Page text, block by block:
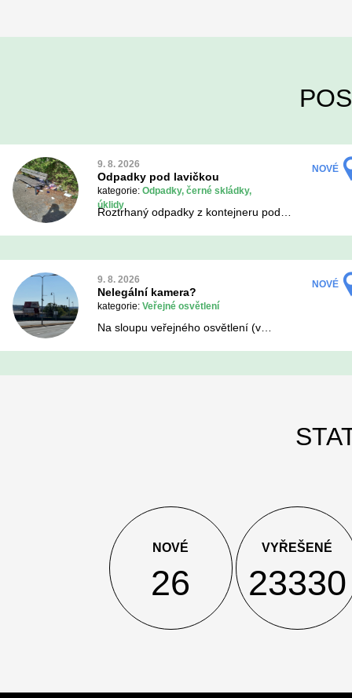
9. 8. 2026
Odpadky pod lavičkou
kategorie: Odpadky, černé skládky,
úklidy
NOVÉ
Roztrhaný odpadky z kontejneru pod…
9. 8. 2026
Nelegální kamera?
kategorie: Veřejné osvětlení
NOVÉ
Na sloupu veřejného osvětlení (v…
NOVÉ
26
VYŘEŠENÉ
23330